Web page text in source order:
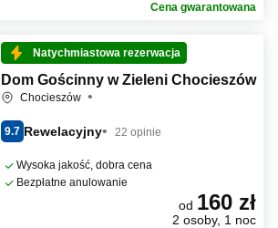
Cena gwarantowana
Natychmiastowa rezerwacja
Dom Gościnny w Zieleni Chocieszów
Chocieszów
9.7 Rewelacyjny 22 opinie
Wysoka jakość, dobra cena
Bezpłatne anulowanie
od 160 zł
2 osoby, 1 noc